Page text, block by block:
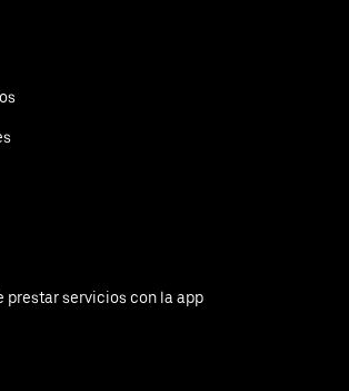
prestar servicios con la app